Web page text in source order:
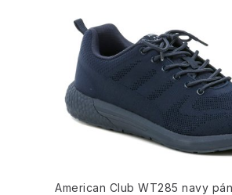
American Club WT285 navy